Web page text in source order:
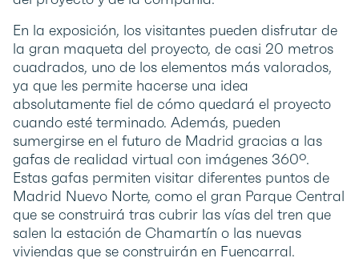
En la exposición, los visitantes pueden disfrutar de
la gran maqueta del proyecto, de casi 20 metros
cuadrados, uno de los elementos más valorados,
ya que les permite hacerse una idea
absolutamente fiel de cómo quedará el proyecto
cuando esté terminado. Además, pueden
sumergirse en el futuro de Madrid gracias a las
gafas de realidad virtual con imágenes 360º.
Estas gafas permiten visitar diferentes puntos de
Madrid Nuevo Norte, como el gran Parque Central
que se construirá tras cubrir las vías del tren que
salen la estación de Chamartín o las nuevas
viviendas que se construirán en Fuencarral.